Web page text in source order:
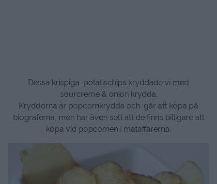
Dessa krispiga potatischips kryddade vi med
sourcreme & onion krydda.
Kryddorna är popcornkrydda och går att köpa på
biograferna, men har även sett att de finns billigare att
köpa vid popcornen i mataffärerna.